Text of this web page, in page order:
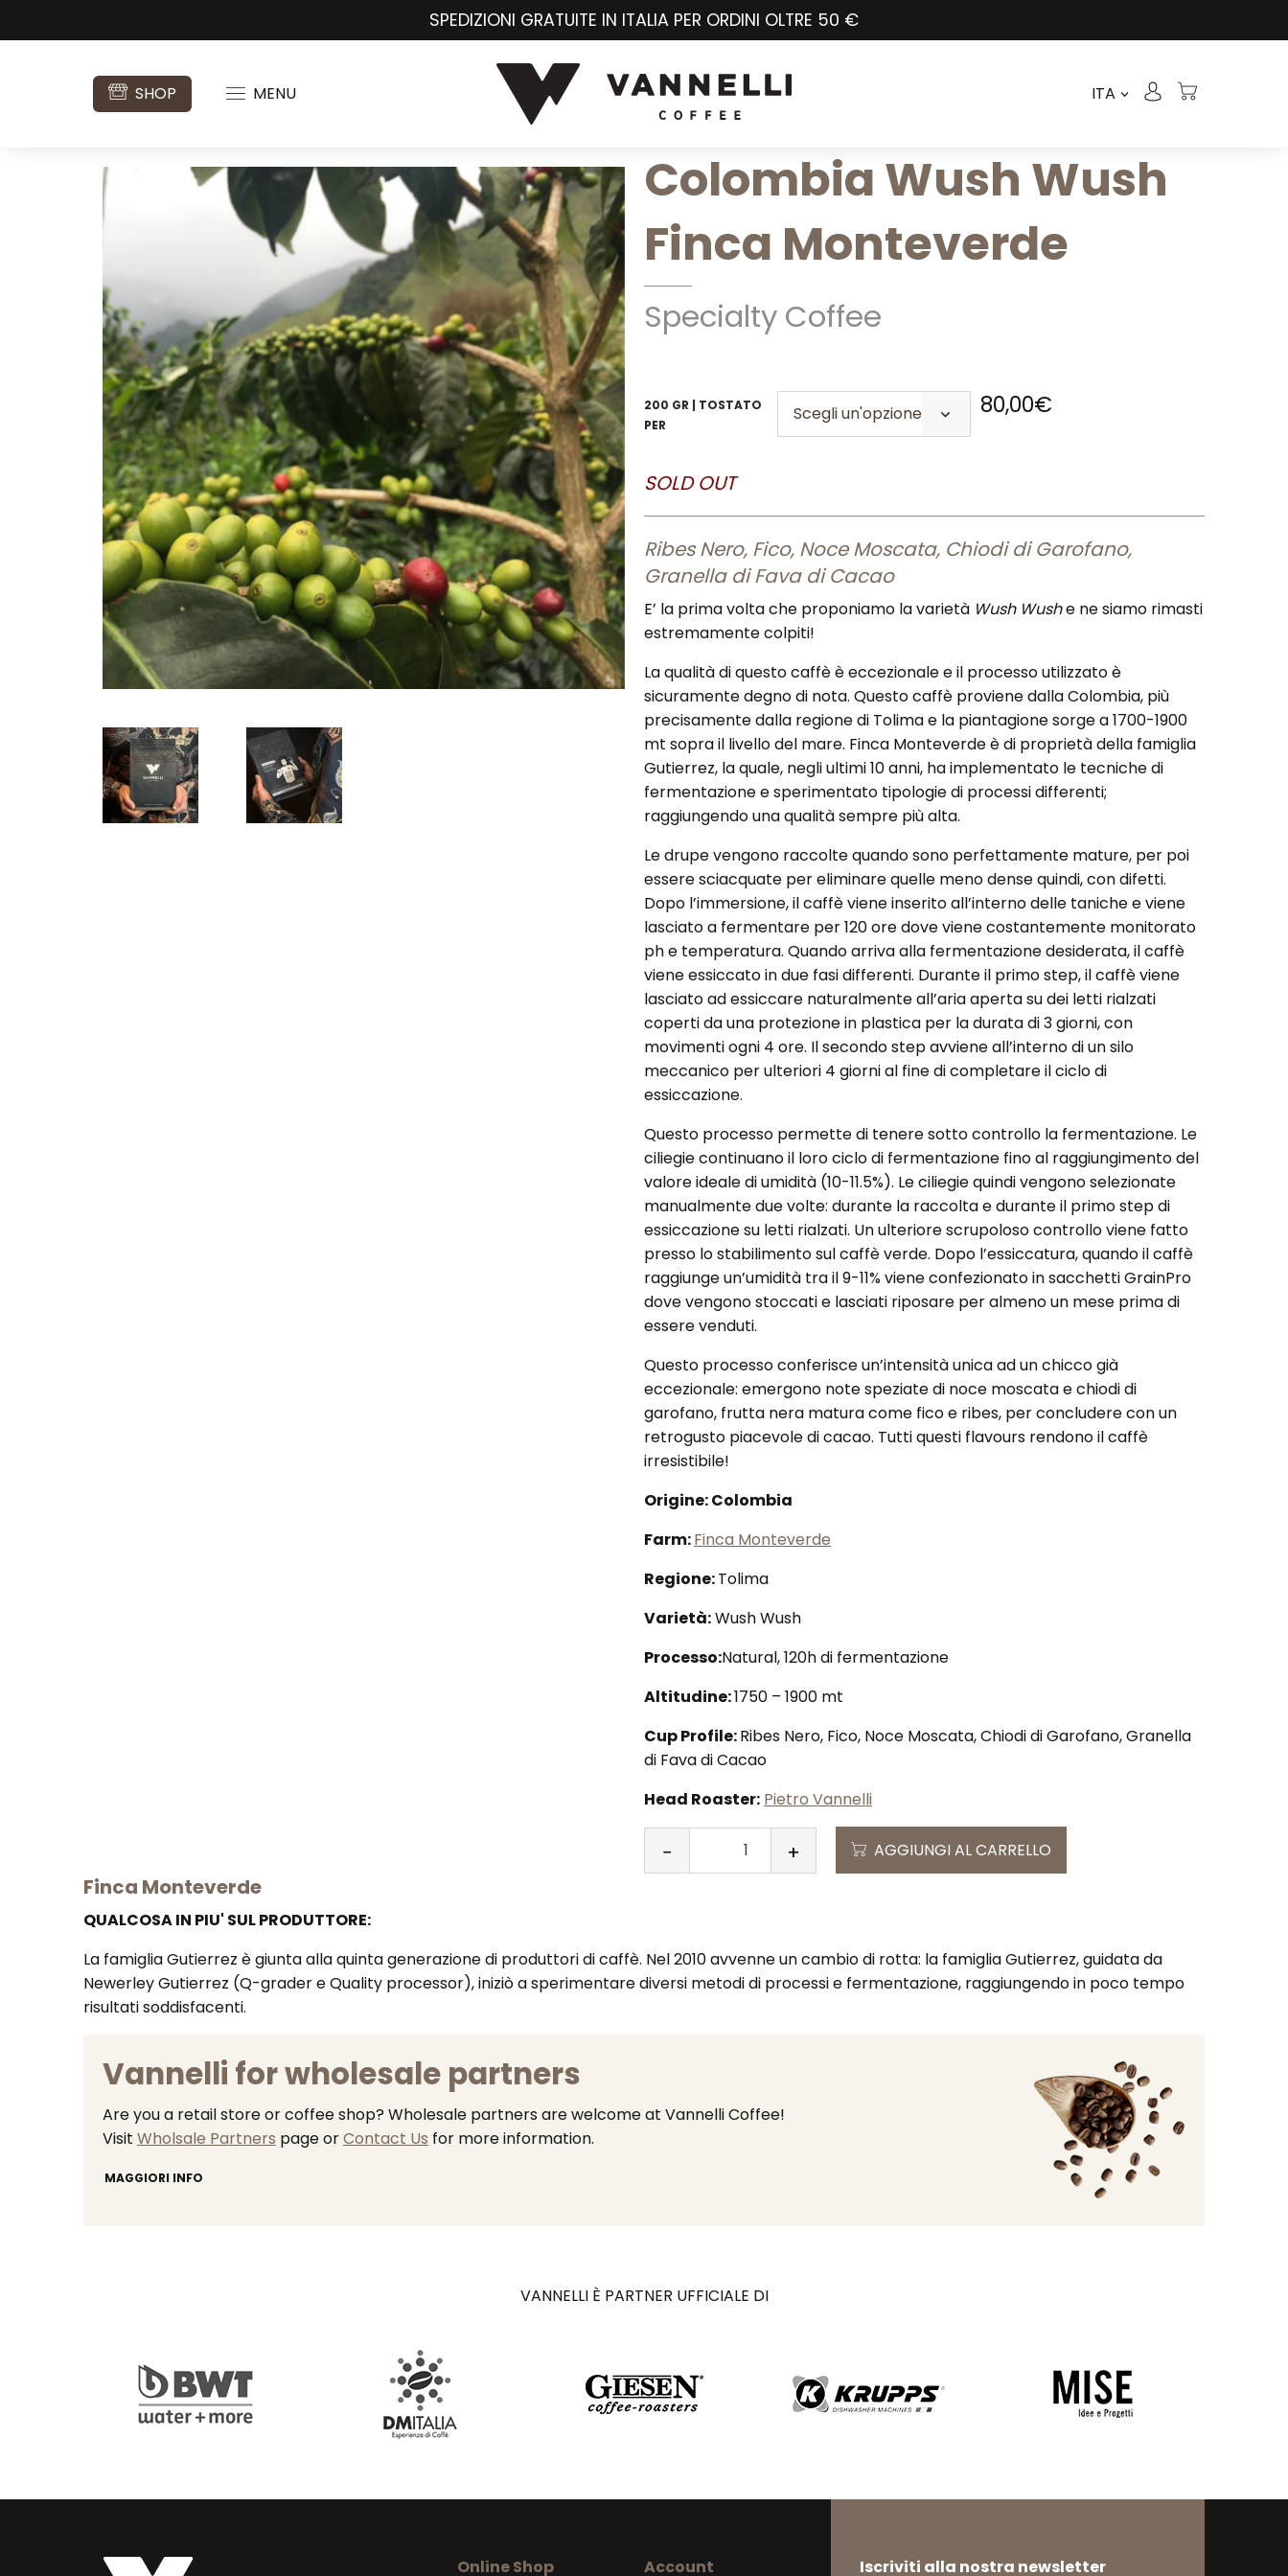
SPEDIZIONI GRATUITE IN ITALIA PER ORDINI OLTRE 50 €
SHOP MENU ITA>
Colombia Wush Wush
Finca Monteverde
Specialty Coffee
200 GR | TOSTATO
PER
80,00€
SOLD OUT
Ribes Nero, Fico, Noce Moscata, Chiodi di Garofano,
Granella di Fava di Cacao
E’ la prima volta che proponiamo la varietà Wush Wushe ne siamo rimasti
estremamente colpiti!
La qualità di questo caffè è eccezionale e il processo utilizzato è
sicuramente degno di nota. Questo caffè proviene dalla Colombia, più
precisamente dalla regione di Tolima e la piantagione sorge a 1700-1900
mt sopra il livello del mare. Finca Monteverde è di proprietà della famiglia
Gutierrez, la quale, negli ultimi 10 anni, ha implementato le tecniche di
fermentazione e sperimentato tipologie di processi differenti;
raggiungendo una qualità sempre più alta.
Le drupe vengono raccolte quando sono perfettamente mature, per poi
essere sciacquate per eliminare quelle meno dense quindi, con difetti.
Dopo l’immersione, il caffè viene inserito all’interno delle taniche e viene
lasciato a fermentare per 120 ore dove viene costantemente monitorato
ph e temperatura. Quando arriva alla fermentazione desiderata, il caffè
viene essiccato in due fasi differenti. Durante il primo step, il caffè viene
lasciato ad essiccare naturalmente all’aria aperta su dei letti rialzati
coperti da una protezione in plastica per la durata di 3 giorni, con
movimenti ogni 4 ore. Il secondo step avviene all’interno di un silo
meccanico per ulteriori 4 giorni al fine di completare il ciclo di
essiccazione.
Questo processo permette di tenere sotto controllo la fermentazione. Le
ciliegie continuano il loro ciclo di fermentazione fino al raggiungimento del
valore ideale di umidità (10-11.5%). Le ciliegie quindi vengono selezionate
manualmente due volte: durante la raccolta e durante il primo step di
essiccazione su letti rialzati. Un ulteriore scrupoloso controllo viene fatto
presso lo stabilimento sul caffè verde. Dopo l’essiccatura, quando il caffè
raggiunge un’umidità tra il 9-11% viene confezionato in sacchetti GrainPro
dove vengono stoccati e lasciati riposare per almeno un mese prima di
essere venduti.
Questo processo conferisce un’intensità unica ad un chicco già
eccezionale: emergono note speziate di noce moscata e chiodi di
garofano, frutta nera matura come fico e ribes, per concludere con un
retrogusto piacevole di cacao. Tutti questi flavours rendono il caffè
irresistibile!
Origine: Colombia
Farm:Finca Monteverde
Regione:Tolima
Varietà:Wush Wush
Processo:Natural, 120h di fermentazione
Altitudine:1750 – 1900 mt
Cup Profile:Ribes Nero, Fico, Noce Moscata, Chiodi di Garofano, Granella
di Fava di Cacao
Head Roaster: Pietro Vannelli
QUANTITÀ +
− AGGIUNGI AL CARRELLO
Finca Monteverde
QUALCOSA IN PIU' SUL PRODUTTORE:
La famiglia Gutierrez è giunta alla quinta generazione di produttori di caffè. Nel 2010 avvenne un cambio di rotta: la famiglia Gutierrez, guidata da
Newerley Gutierrez (Q-grader e Quality processor), iniziò a sperimentare diversi metodi di processi e fermentazione, raggiungendo in poco tempo
risultati soddisfacenti.
Vannelli for wholesale partners
Are you a retail store or coffee shop? Wholesale partners are welcome at Vannelli Coffee!
Visit Wholsale Partners page orContact Us for more information.
MAGGIORI INFO
VANNELLI È PARTNER UFFICIALE DI
Online Shop Account Iscriviti alla nostra newsletter